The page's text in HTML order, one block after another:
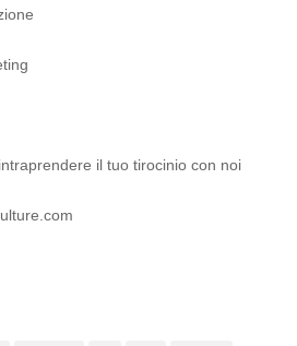
il tuo tirocinio con noi